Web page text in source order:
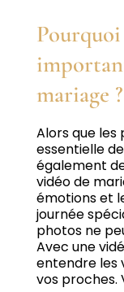
mariage ?
Alors que
essentielle
également
vidéo de
émotions et
journée
photos ne
Avec une
entendre les
vos proches.